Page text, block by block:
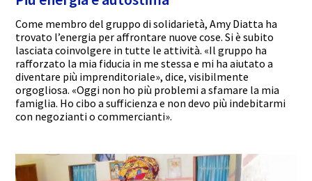
Come membro del gruppo di solidarietà, Amy Diatta ha
trovato l’energia per affrontare nuove cose. Si è subito
lasciata coinvolgere in tutte le attività. «Il gruppo ha
rafforzato la mia fiducia in me stessa e mi ha aiutato a
diventare più imprenditoriale», dice, visibilmente
orgogliosa. «Oggi non ho più problemi a sfamare la mia
famiglia. Ho cibo a sufficienza e non devo più indebitarmi
con negozianti o commercianti».